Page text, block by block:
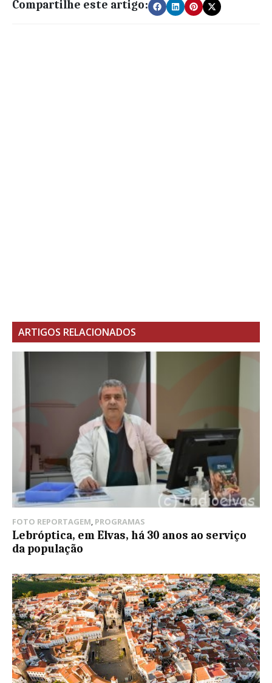
Compartilhe este artigo:
ARTIGOS RELACIONADOS
FOTO REPORTAGEM, PROGRAMAS
Lebróptica, em Elvas, há 30 anos ao serviço
da população